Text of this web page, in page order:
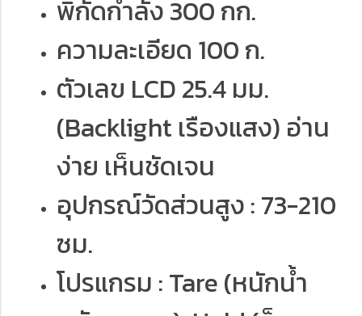
พิกัดกำลัง 300 กก.
ความละเอียด 100 ก.
ตัวเลข LCD 25.4 มม.
(Backlight เรืองแสง) อ่าน
ง่าย เห็นชัดเจน
อุปกรณ์วัดส่วนสูง : 73-210
ซม.
โปรแกรม : Tare (หนักน้ำ